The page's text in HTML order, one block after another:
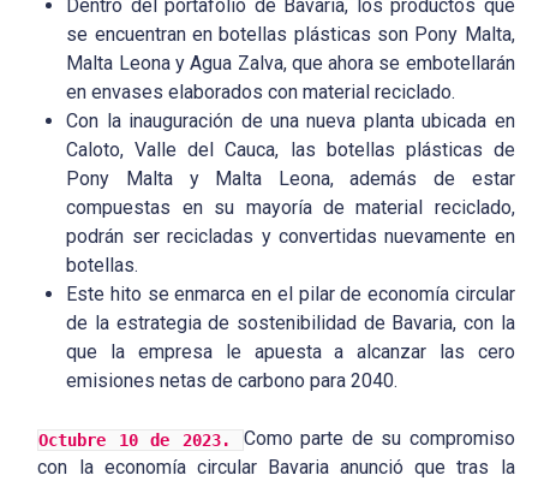
Dentro del portafolio de Bavaria, los productos que
se encuentran en botellas plásticas son Pony Malta,
Malta Leona y Agua Zalva, que ahora se embotellarán
en envases elaborados con material reciclado.
Con la inauguración de una nueva planta ubicada en
Caloto, Valle del Cauca, las botellas plásticas de
Pony Malta y Malta Leona, además de estar
compuestas en su mayoría de material reciclado,
podrán ser recicladas y convertidas nuevamente en
botellas.
Este hito se enmarca en el pilar de economía circular
de la estrategia de sostenibilidad de Bavaria, con la
que la empresa le apuesta a alcanzar las cero
emisiones netas de carbono para 2040.
Octubre 10 de 2023. Como parte de su compromiso
con la economía circular Bavaria anunció que tras la